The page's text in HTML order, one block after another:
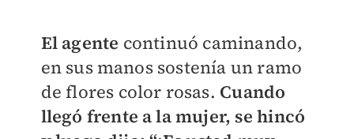
El agente continuó caminando,
en sus manos sostenía un ramo
de flores color rosas. Cuando
llegó frente a la mujer, se hincó